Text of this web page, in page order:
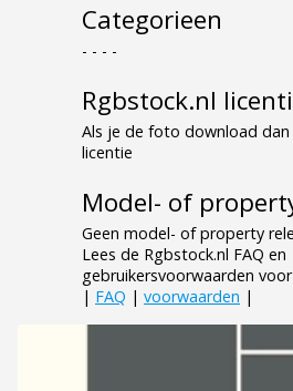
Categorieen
- - - -
Rgbstock.nl
Als je de foto download
licentie
Model- of
Geen model- of property
Lees de Rgbstock.nl FAQ en
gebruikersvoorwaarden
| FAQ | voorwaarden |